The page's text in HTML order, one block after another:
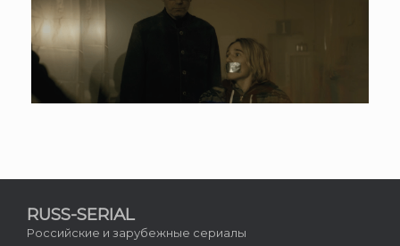
RUSS-SERIAL
Российские и зарубежные сериалы